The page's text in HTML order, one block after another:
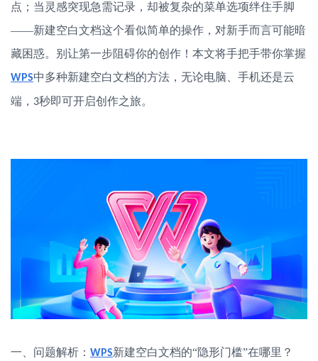
点；当灵感突现急需记录，却被复杂的菜单选项绊住手脚
——新建空白文档这个看似简单的操作，对新手而言可能暗
藏困惑。别让第一步阻碍你的创作！本文将手把手带你掌握
WPS中多种新建空白文档的方法，无论电脑、手机还是云
端， 3秒即可开启创作之旅。
一、问题解析： WPS新建空白文档的“隐形门槛”在哪里？